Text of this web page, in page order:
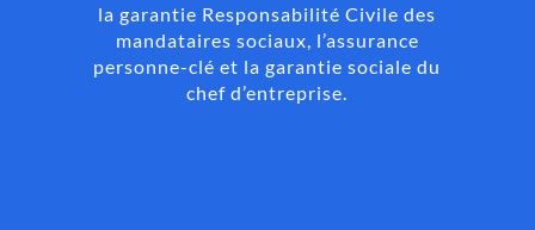
la garantie Responsabilité Civile des
mandataires sociaux, l’assurance
personne-clé et la garantie sociale du
chef d’entreprise.